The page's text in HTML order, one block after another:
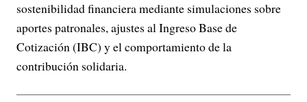
sostenibilidad financiera mediante simulaciones sobre
aportes patronales, ajustes al Ingreso Base de
Cotización (IBC) y el comportamiento de la
contribución solidaria.